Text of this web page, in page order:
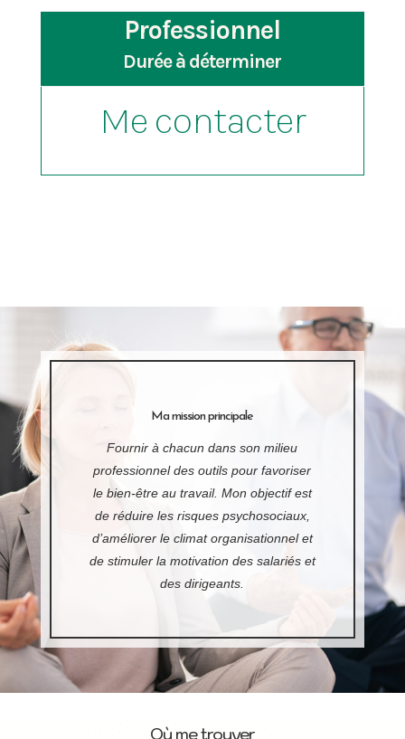
Professionnel
Durée à déterminer
Me contacter
Ma mission principale
Fournir à chacun dans son milieu
professionnel des outils pour favoriser
le bien-être au travail. Mon objectif est
de réduire les risques psychosociaux,
d’améliorer le climat organisationnel et
de stimuler la motivation des salariés et
des dirigeants.
Où me trouver